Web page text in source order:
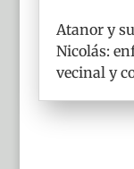
Atanor y
Nicolás:
vecinal y